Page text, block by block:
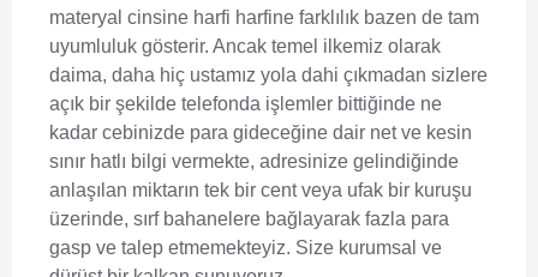
materyal cinsine harfi harfine farklılık bazen de tam
uyumluluk gösterir. Ancak temel ilkemiz olarak
daima, daha hiç ustamız yola dahi çıkmadan sizlere
açık bir şekilde telefonda işlemler bittiğinde ne
kadar cebinizde para gideceğine dair net ve kesin
sınır hatlı bilgi vermekte, adresinize gelindiğinde
anlaşılan miktarın tek bir cent veya ufak bir kuruşu
üzerinde, sırf bahanelere bağlayarak fazla para
gasp ve talep etmemekteyiz. Size kurumsal ve